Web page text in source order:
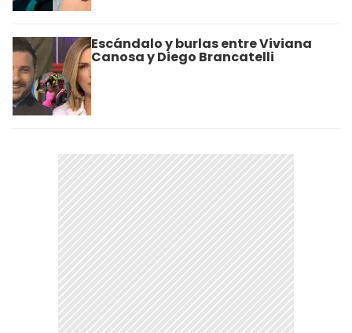
Escándalo y burlas entre Viviana
Canosa y Diego Brancatelli